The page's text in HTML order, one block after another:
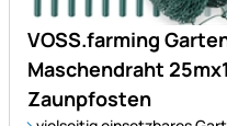
VOSS.farming
Maschendraht
Zaunpfosten